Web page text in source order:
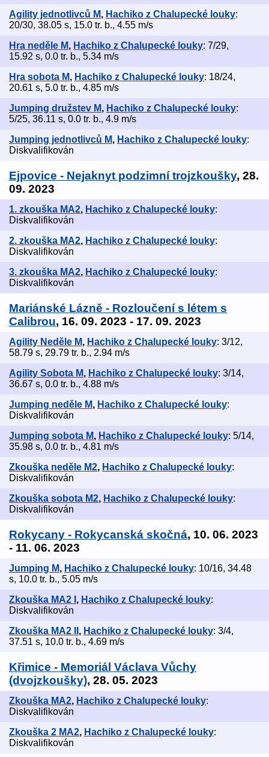
Agility jednotlivců M, Hachiko z Chalupecké louky:
20/30, 38.05 s, 15.0 tr. b., 4.55 m/s
Hra neděle M, Hachiko z Chalupecké louky: 7/29,
15.92 s, 0.0 tr. b., 5.34 m/s
Hra sobota M, Hachiko z Chalupecké louky: 18/24,
20.61 s, 5.0 tr. b., 4.85 m/s
Jumping družstev M, Hachiko z Chalupecké louky:
5/25, 36.11 s, 0.0 tr. b., 4.9 m/s
Jumping jednotlivců M, Hachiko z Chalupecké louky:
Diskvalifikován
Ejpovice - Nejaknyt podzimní trojzkoušky, 28.
09. 2023
1. zkouška MA2, Hachiko z Chalupecké louky:
Diskvalifikován
2. zkouška MA2, Hachiko z Chalupecké louky:
Diskvalifikován
3. zkouška MA2, Hachiko z Chalupecké louky:
Diskvalifikován
Mariánské Lázně - Rozloučení s létem s
Calibrou, 16. 09. 2023 - 17. 09. 2023
Agility Neděle M, Hachiko z Chalupecké louky: 3/12,
58.79 s, 29.79 tr. b., 2.94 m/s
Agility Sobota M, Hachiko z Chalupecké louky: 3/14,
36.67 s, 0.0 tr. b., 4.88 m/s
Jumping neděle M, Hachiko z Chalupecké louky:
Diskvalifikován
Jumping sobota M, Hachiko z Chalupecké louky: 5/14,
35.98 s, 0.0 tr. b., 4.81 m/s
Zkouška neděle M2, Hachiko z Chalupecké louky:
Diskvalifikován
Zkouška sobota M2, Hachiko z Chalupecké louky:
Diskvalifikován
Rokycany - Rokycanská skočná, 10. 06. 2023
- 11. 06. 2023
Jumping M, Hachiko z Chalupecké louky: 10/16, 34.48
s, 10.0 tr. b., 5.05 m/s
Zkouška MA2 I , Hachiko z Chalupecké louky:
Diskvalifikován
Zkouška MA2 II , Hachiko z Chalupecké louky: 3/4,
37.51 s, 10.0 tr. b., 4.69 m/s
Křimice - Memoriál Václava Vůchy
(dvojzkoušky), 28. 05. 2023
Zkouška MA2, Hachiko z Chalupecké louky:
Diskvalifikován
Zkouška 2 MA2, Hachiko z Chalupecké louky:
Diskvalifikován